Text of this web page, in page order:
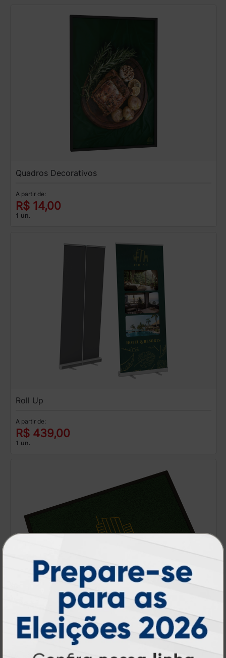
Quadros Decorativos
A partir de:
R$ 14,00
1 un.
Roll Up
A partir de:
R$ 439,00
1 un.
Tapetes e Capachos